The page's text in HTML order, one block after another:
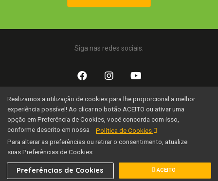
Siga nas redes sociais:
Uma iniciativa:
Família Nação Agro © 2020 Todos os direitos reservados.
Desenvolvido por SEOX
Realizamos a utilização de cookies para lhe proporcional a melhor
experiência possível! Ao clicar no botão ACEITO ou ativar uma
opção em Preferência de Cookies, você concorda com isso,
conforme descrito em nossa
Para alterar as preferências ou retirar o consentimento, atualize
suas Preferências de Cookies.
Política de Cookies
ACEITO
Preferências de Cookies